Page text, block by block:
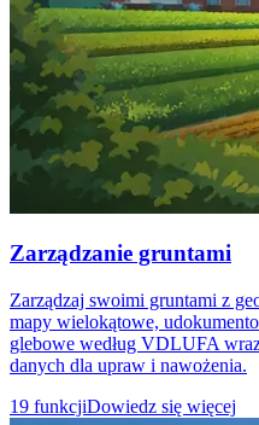
Zarządzanie gruntami
Zarządzaj swoimi gruntami z
mapy wielokątowe,
glebowe według VDLUFA
danych dla upraw i nawożenia.
19 funkcjiDowiedz się więcej